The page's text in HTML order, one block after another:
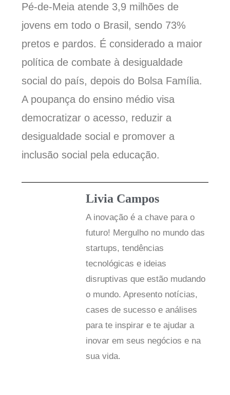
Pé-de-Meia atende 3,9 milhões de
jovens em todo o Brasil, sendo 73%
pretos e pardos. É considerado a maior
política de combate à desigualdade
social do país, depois do Bolsa Família.
A poupança do ensino médio visa
democratizar o acesso, reduzir a
desigualdade social e promover a
inclusão social pela educação.
Livia Campos
A inovação é a chave para o
futuro! Mergulho no mundo das
startups, tendências
tecnológicas e ideias
disruptivas que estão mudando
o mundo. Apresento notícias,
cases de sucesso e análises
para te inspirar e te ajudar a
inovar em seus negócios e na
sua vida.